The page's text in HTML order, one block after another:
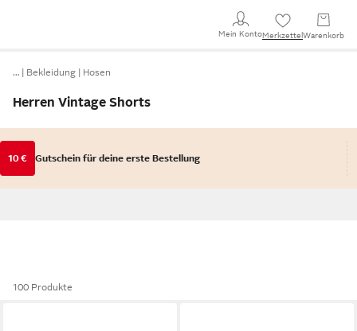
Mein KontoMerkzettel Warenkorb
… Bekleidung Hosen
Herren Vintage Shorts
10 € Gutschein für deine erste Bestellung
100 Produkte